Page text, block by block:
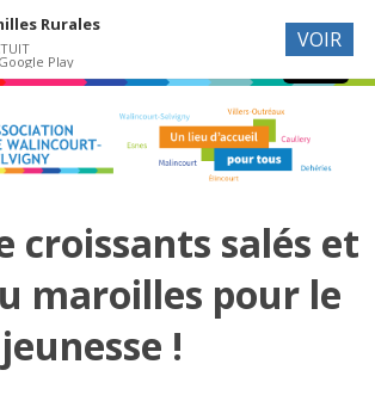
croissants salés et
maroilles pour le
!
Rurales
Play
VOIR